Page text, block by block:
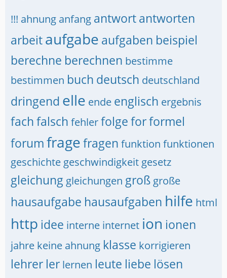
!!! ahnung anfang antwortantworten
arbeitaufgabe aufgaben beispiel
berechne berechnen bestimme
bestimmen buch deutsch deutschland
dringend elle ende englisch ergebnis
fachfalsch fehlerfolgeforformel
forumfragefragen funktion funktionen
geschichte geschwindigkeit gesetz
gleichung gleichungen groß große
hausaufgabe hausaufgaben hilfe html
http idee interne internet ion ionen
jahre keine ahnung klasse korrigieren
lehrer ler lernen leute liebe lösen